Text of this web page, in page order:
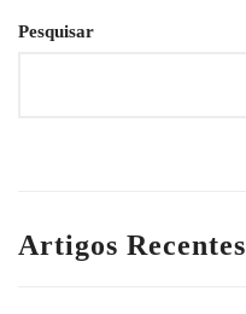
Pesquisar
Artigos Recentes